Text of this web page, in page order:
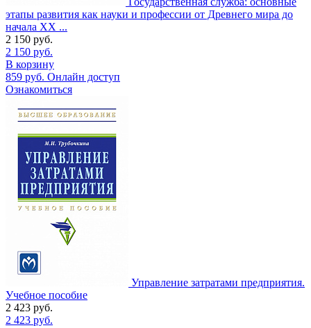
этапы развития как науки и профессии от Древнего мира до
начала XX ...
2 150 руб.
2 150 руб.
В корзину
859 руб. Онлайн доступ
Ознакомиться
Управление затратами предприятия.
Учебное пособие
2 423 руб.
2 423 руб.